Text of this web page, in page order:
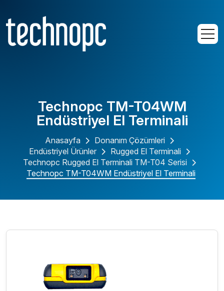
Technopc TM-T04WM
Endüstriyel El Terminali
Anasayfa
Donanım Çözümleri
Endüstriyel Ürünler
Rugged El Terminali
Technopc Rugged El Terminali TM-T04 Serisi
Technopc TM-T04WM Endüstriyel El Terminali